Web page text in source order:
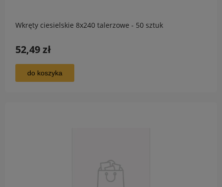
Wkręty ciesielskie 8x240 talerzowe - 50 sztuk
52,49 zł
do koszyka